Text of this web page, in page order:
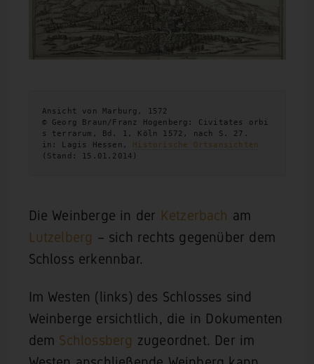
Ansicht von Marburg, 1572
© Georg Braun/Franz Hogenberg: Civitates orbi
s terrarum, Bd. 1, Köln 1572, nach S. 27.
in: Lagis Hessen, Historische Ortsansichten
(Stand: 15.01.2014)
Die Weinberge in der Ketzerbach am
Lutzelberg – sich rechts gegenüber dem
Schloss erkennbar.
Im Westen (links) des Schlosses sind
Weinberge ersichtlich, die in Dokumenten
dem Schlossberg zugeordnet. Der im